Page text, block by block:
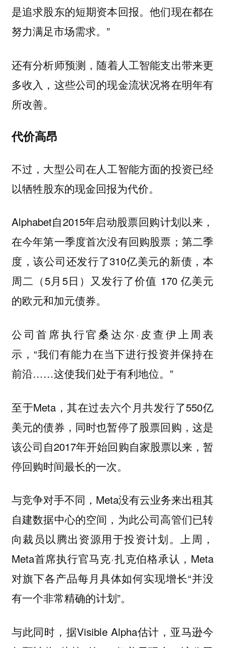
是追求股东的短期资本回报。他们现在都在
努力满足市场需求。”
还有分析师预测， 随着人工智能支出带来更
多收入，这些公司的现金流状况将在明年有
所改善。
代价高昂
不过，大型公司在人工智能方面的投资已经
以牺牲股东的现金回报为代价。
Alphabet自2015年启动股票回购计划以来，
在今年第一季度首次没有回购股票；第二季
度，该公司还发行了310亿美元的新债，本
周二（5月5日）又发行了价值 170 亿美元
的欧元和加元债券。
公司首席执行官桑达尔·皮查伊上周表
示，“我们有能力在当下进行投资并保持在
前沿……这使我们处于有利地位。”
至于Meta，其在过去六个月共发行了550亿
美元的债券，同时也暂停了股票回购，这是
该公司自2017年开始回购自家股票以来，暂
停回购时间最长的一次。
与竞争对手不同，Meta没有云业务来出租其
自建数据中心的空间，为此公司高管们已转
向裁员以腾出资源用于投资计划。上周，
Meta首席执行官马克·扎克伯格承认，Meta
对旗下各产品每月具体如何实现增长“并没
有一个非常精确的计划”。
与此同时，据Visible Alpha估计， 亚马逊今